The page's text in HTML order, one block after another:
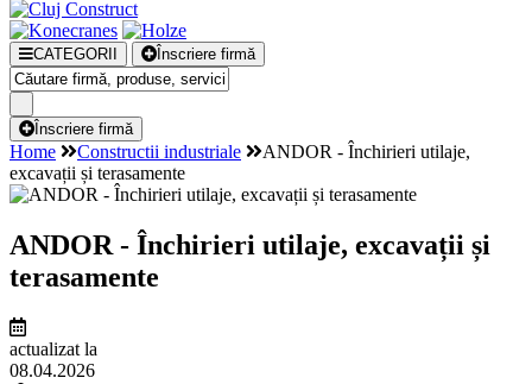
CATEGORII Înscriere firmă
Înscriere firmă
Home Constructii industriale
ANDOR - Închirieri utilaje,
excavații și terasamente
ANDOR - Închirieri utilaje, excavații și
terasamente
actualizat la
08.04.2026